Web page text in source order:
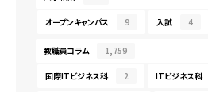
オープンキャンパス 9 入試 4
教職員コラム 1,759
国際ITビジネス科 2 ITビジネス科